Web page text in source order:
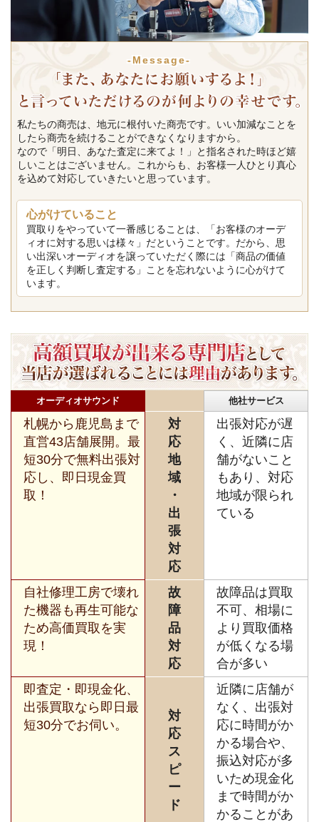
-Message-
私たちの商売は、地元に根付いた商売です。いい加減なことを
したら商売を続けることができなくなりますから。
なので「明日、あなた査定に来てよ！」と指名された時ほど嬉
しいことはございません。これからも、お客様一人ひとり真心
を込めて対応していきたいと思っています。
心がけていること
買取りをやっていて一番感じることは、「お客様のオーデ
ィオに対する思いは様々」だということです。だから、思
い出深いオーディオを譲っていただく際には「商品の価値
を正しく判断し査定する」ことを忘れないように心がけて
います。
オーディオサウンド 他社サービス
札幌から鹿児島まで
直営43店舗展開。最
短30分で無料出張対
応し、即日現金買
取！
対
応
地
域
・
出
張
対
応
出張対応が遅
く、近隣に店
舗がないこと
もあり、対応
地域が限られ
ている
自社修理工房で壊れ
た機器も再生可能な
ため高価買取を実
現！
故
障
品
対
応
故障品は買取
不可、相場に
より買取価格
が低くなる場
合が多い
即査定・即現金化、
出張買取なら即日最
短30分でお伺い。
対
応
ス
ピ
ー
ド
近隣に店舗が
なく、出張対
応に時間がか
かる場合や、
振込対応が多
いため現金化
まで時間がか
かることがあ